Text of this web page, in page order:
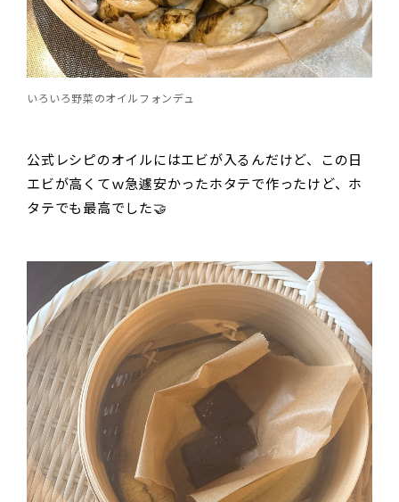
いろいろ野菜のオイルフォンデュ
公式レシピのオイルにはエビが入るんだけど、この日
エビが高くてｗ急遽安かったホタテで作ったけど、ホ
タテでも最高でした🤝